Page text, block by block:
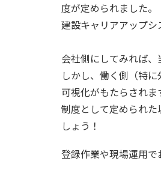
度が定められました。
建設キャリアアップシ
会社側にしてみれば
しかし、働く側（特
可視化がもたらされま
制度として定められ
しょう！
登録作業や現場運用で